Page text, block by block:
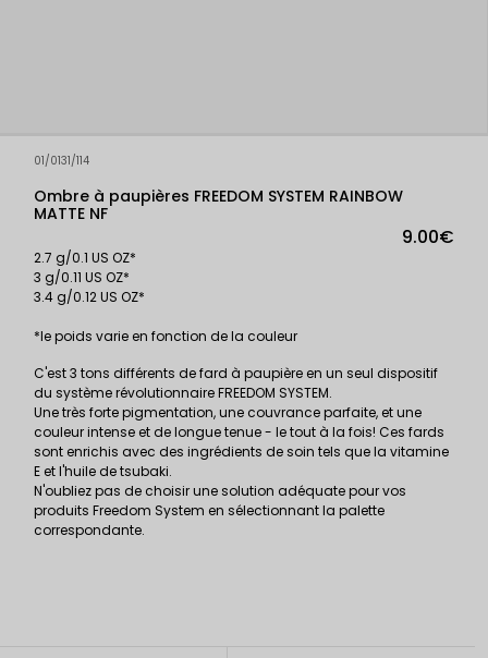
01/0131/114
Ombre à paupières FREEDOM SYSTEM RAINBOW
MATTE NF
9.00€
2.7 g/0.1 US OZ*
3 g/0.11 US OZ*
3.4 g/0.12 US OZ*
*le poids varie en fonction de la couleur
C'est 3 tons différents de fard à paupière en un seul dispositif
du système révolutionnaire FREEDOM SYSTEM.
Une très forte pigmentation, une couvrance parfaite, et une
couleur intense et de longue tenue - le tout à la fois! Ces fards
sont enrichis avec des ingrédients de soin tels que la vitamine
E et l'huile de tsubaki.
N'oubliez pas de choisir une solution adéquate pour vos
produits Freedom System en sélectionnant la palette
correspondante.